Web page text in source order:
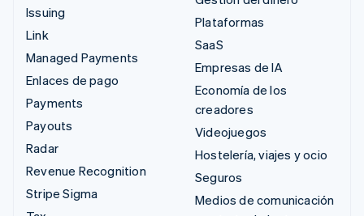
Issuing
Link
Managed Payments
Enlaces de pago
Payments
Payouts
Radar
Revenue Recognition
Stripe Sigma
Plataformas
SaaS
Empresas de IA
Economía de los
creadores
Videojuegos
Hostelería, viajes y ocio
Seguros
Medios de comunicación